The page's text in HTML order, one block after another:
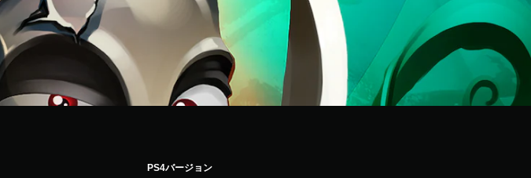
PS4バージョン